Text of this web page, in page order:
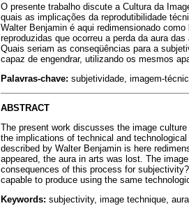
O presente trabalho discute a Cultura da
quais as implicações da reprodutibilidade
Walter Benjamin é aqui redimensionado
reproduzidas que ocorreu a perda da aura
Quais seriam as conseqüências para a
capaz de engendrar, utilizando os mesmos
Palavras-chave: subjetividade, imagem-
ABSTRACT
The present work discusses the image
the implications of technical and
described by Walter Benjamin is here
appeared, the aura in arts was lost. The
consequences of this process for
capable to produce using the same
Keywords: subjectivity, image technique, aura